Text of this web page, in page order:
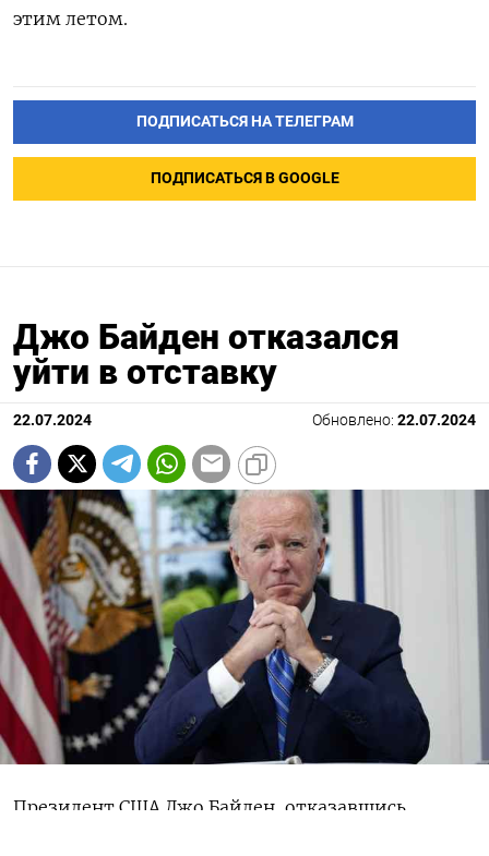
этим летом.
ПОДПИСАТЬСЯ НА ТЕЛЕГРАМ
ПОДПИСАТЬСЯ В GOOGLE
Джо Байден отказался
уйти в отставку
22.07.2024 Обновлено: 22.07.2024
Президент США Джо Байден, отказавшись